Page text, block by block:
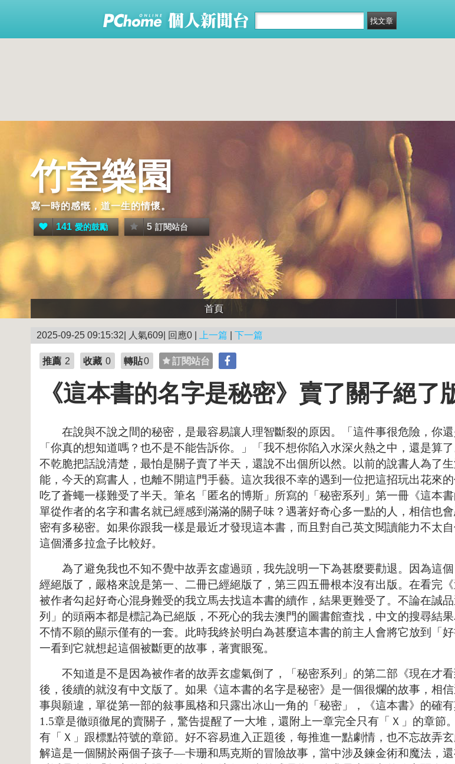
竹室樂園
寫一時的感慨，道一生的情懷。
141 愛的鼓勵 5 訂閱站台
首頁
2025-09-25 09:15:32| 人氣609| 回應0 | 上一篇 下一篇
推薦 2 收藏 0 轉貼0 訂閱站台
《這本書的名字是秘密》賣了關子絕了
在說與不說之間的秘密，是最容易讓人理智斷裂的原因。「這件事很危險，你還
「你真的想知道嗎？也不是不能告訴你。」「我不想你陷入水深火熱之中，還是算
不乾脆把話說清楚，最怕是關子賣了半天，還說不出個所以然。以前的說書人為了
能，今天的寫書人，也離不開這門手藝。這次我很不幸的遇到一位把這招玩出花來
吃了蒼蠅一樣難受了半天。筆名「匿名的博斯」所寫的「秘密系列」第一冊《這本
單從作者的名字和書名就已經感到滿滿的關子味？遇著好奇心多一點的人，相信也
密有多秘密。如果你跟我一樣是最近才發現這本書，而且對自己英文閱讀能力不太
這個潘多拉盒子比較好。
為了避免我也不知不覺中故弄玄虛過頭，我先說明一下為甚麼要勸退。因為這個
經絕版了，嚴格來說是第一、二冊已經絕版了，第三四五冊根本沒有出版。在看完
被作者勾起好奇心混身難受的我立馬去找這本書的續作，結果更難受了。不論在誠
列」的頭兩本都是標記為已絕版，不死心的我去澳門的圖書館查找，中文的搜尋結
不情不願的顯示僅有的一套。此時我終於明白為甚麼這本書的前主人會將它放到「
一看到它就想起這個被斷更的故事，著實眼冤。
不知道是不是因為被作者的故弄玄虛氣倒了，「秘密系列」的第二部《現在才看
後，後續的就沒有中文版了。如果《這本書的名字是秘密》是一個很爛的故事，相
事與願違，單從第一部的敍事風格和只露出冰山一角的「秘密」，《這本書》的確
1.5章是徹頭徹尾的賣關子，驚告提醒了一大堆，還附上一章完全只有「Ｘ」的章節
有「Ｘ」跟標點符號的章節。好不容易進入正題後，每推進一點劇情，也不忘故弄
解這是一個關於兩個子孩子—卡珊和馬克斯的冒險故事，當中涉及鍊金術和魔法，